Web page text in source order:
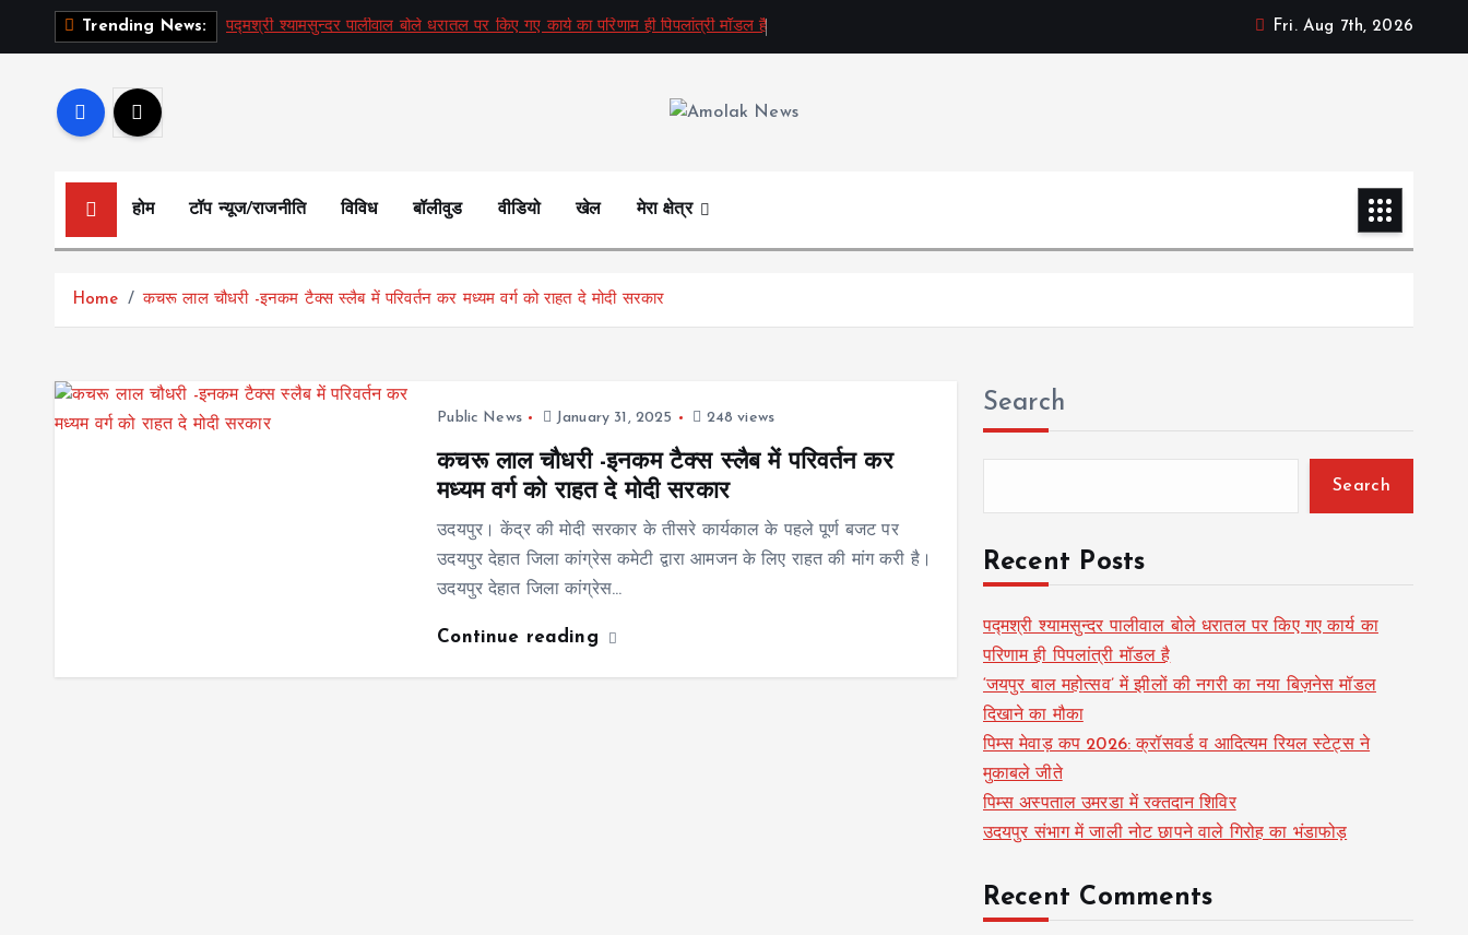
Trending News: पद्मश्री श्यामसुन्दर पालीवाल बोले धरातल पर किए गए कार्य का परिणाम ही पिपलांत्री मॉडल है Fri. Aug 7th, 2026
होम टॉप न्यूज/राजनीति विविध बॉलीवुड वीडियो खेल मेरा क्षेत्र
Home कचरू लाल चौधरी -इनकम टैक्स स्लैब में परिवर्तन कर मध्यम वर्ग को राहत दे मोदी सरकार
Public News January 31, 2025 248 views
कचरू लाल चौधरी -इनकम टैक्स स्लैब में परिवर्तन कर
मध्यम वर्ग को राहत दे मोदी सरकार
उदयपुर। केंद्र की मोदी सरकार के तीसरे कार्यकाल के पहले पूर्ण बजट पर
उदयपुर देहात जिला कांग्रेस कमेटी द्वारा आमजन के लिए राहत की मांग करी है।
उदयपुर देहात जिला कांग्रेस…
Continue reading
Search
Search
Recent Posts
पद्मश्री श्यामसुन्दर पालीवाल बोले धरातल पर किए गए कार्य का
परिणाम ही पिपलांत्री मॉडल है
‘जयपुर बाल महोत्सव’ में झीलों की नगरी का नया बिज़नेस मॉडल
दिखाने का मौका
पिम्स मेवाड़ कप 2026: क्रॉसवर्ड व आदित्यम रियल स्टेट्स ने
मुकाबले जीते
पिम्स अस्पताल उमरडा में रक्तदान शिविर
उदयपुर संभाग में जाली नोट छापने वाले गिरोह का भंडाफोड़
Recent Comments